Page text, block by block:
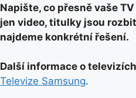
Napište, co přesně vaše
jen video, titulky jsou
najdeme konkrétní řešení.
Další informace o
Televize Samsung.